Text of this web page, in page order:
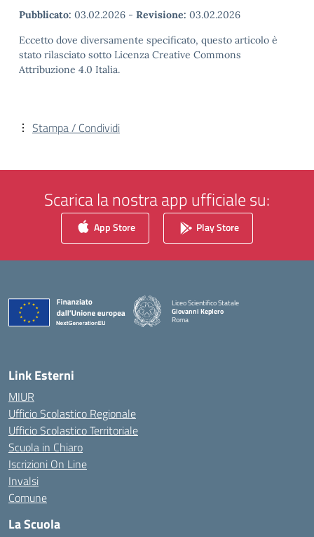
Pubblicato: 03.02.2026 - Revisione: 03.02.2026
Eccetto dove diversamente specificato, questo articolo è
stato rilasciato sotto Licenza Creative Commons
Attribuzione 4.0 Italia.
Stampa / Condividi
Scarica la nostra app ufficiale su:
App Store Play Store
Liceo Scientifico Statale
Giovanni Keplero
Roma
Link Esterni
MIUR
Ufficio Scolastico Regionale
Ufficio Scolastico Territoriale
Scuola in Chiaro
Iscrizioni On Line
Invalsi
Comune
La Scuola